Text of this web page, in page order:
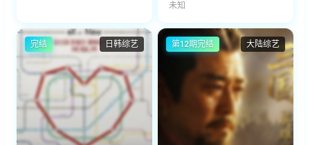
未知
日韩综艺
完结 大陆综艺
第12期完结